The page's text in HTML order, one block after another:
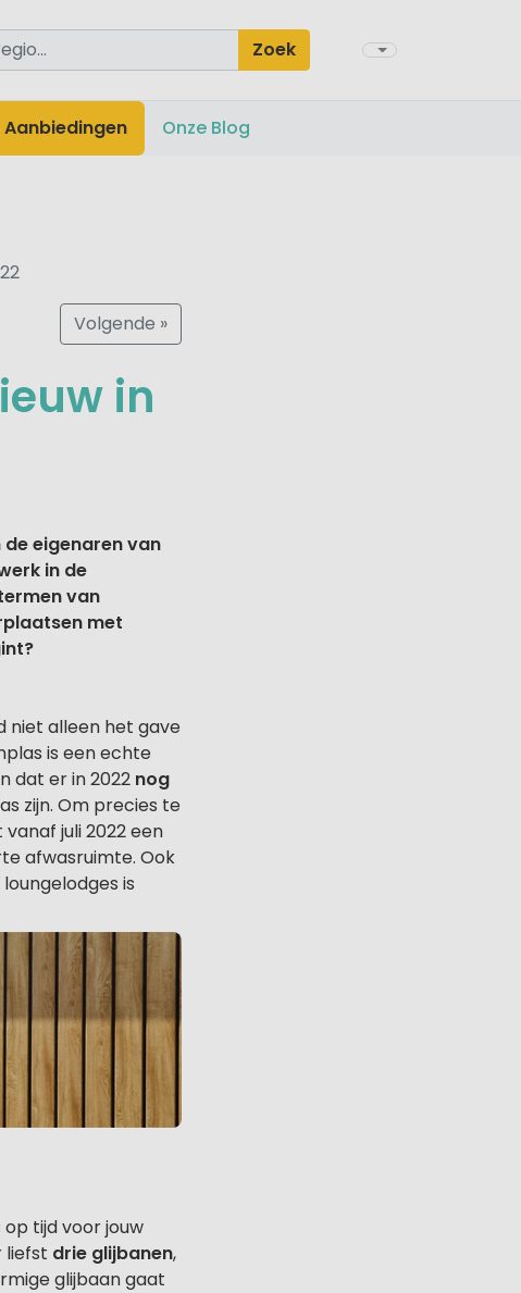
Zoek
Aanbiedingen Onze Blog
Volgende »
in
eigenaren van
in de
van
met
niet alleen het gave
is een echte
dat er in 2022 nog
zijn. Om precies te
juli 2022 een
afwasruimte. Ook
is
op tijd voor jouw
liefst drie glijbanen,
glijbaan gaat